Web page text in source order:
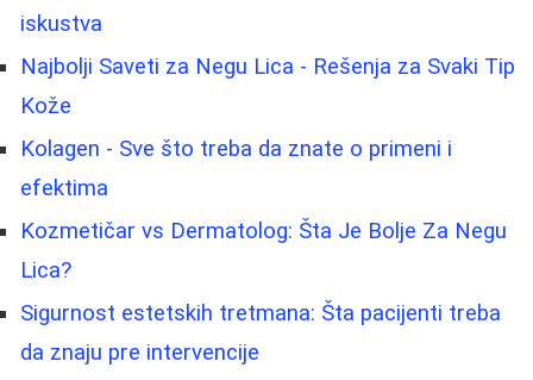
iskustva
Najbolji Saveti za Negu Lica - Rešenja za Svaki Tip
Kože
Kolagen - Sve što treba da znate o primeni i
efektima
Kozmetičar vs Dermatolog: Šta Je Bolje Za Negu
Lica?
Sigurnost estetskih tretmana: Šta pacijenti treba
da znaju pre intervencije